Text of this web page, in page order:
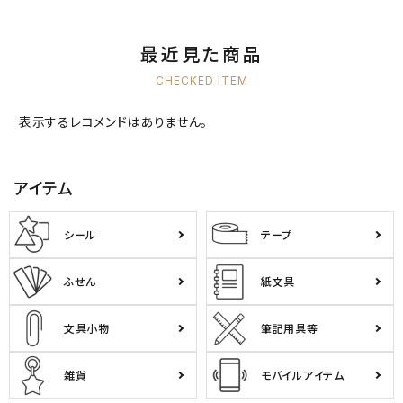
最近見た商品
CHECKED ITEM
表示するレコメンドはありません。
アイテム
シール テープ
ふせん 紙文具
文具小物 筆記用具等
雑貨 モバイルアイテム